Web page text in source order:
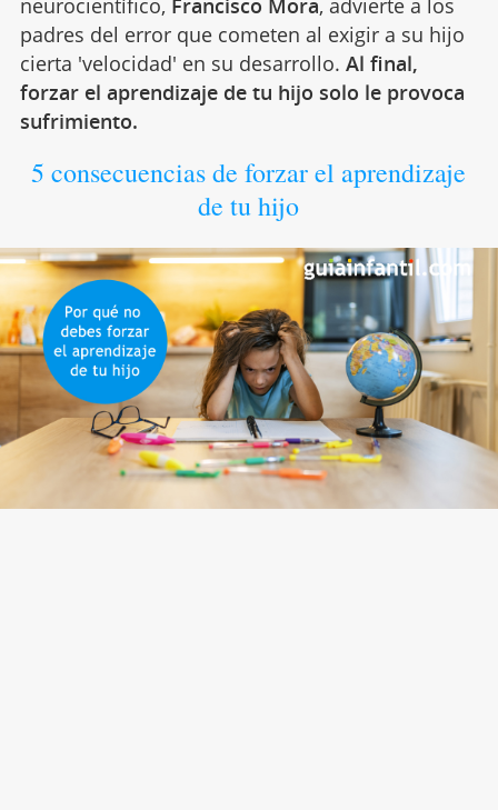
neurocientífico, Francisco Mora, advierte a los
padres del error que cometen al exigir a su hijo
cierta 'velocidad' en su desarrollo. Al final,
forzar el aprendizaje de tu hijo solo le provoca
sufrimiento.
5 consecuencias de forzar el aprendizaje
de tu hijo